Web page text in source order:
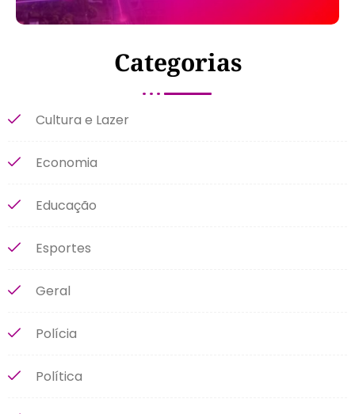
Categorias
Cultura e Lazer
Economia
Educação
Esportes
Geral
Polícia
Política